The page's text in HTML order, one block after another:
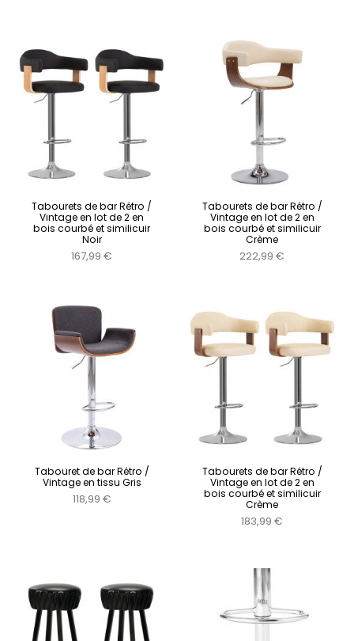
Tabourets de bar Rétro /
Vintage en lot de 2 en
bois courbé et similicuir
Noir
167,99 €
Tabourets de bar Rétro /
Vintage en lot de 2 en
bois courbé et similicuir
Crème
222,99 €
Tabouret de bar Rétro /
Vintage en tissu Gris
118,99 €
Tabourets de bar Rétro /
Vintage en lot de 2 en
bois courbé et similicuir
Crème
183,99 €